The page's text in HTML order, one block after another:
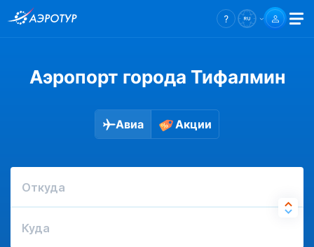
Аэропорт города Тифалмин
Авиа Акции
Откуда
Куда